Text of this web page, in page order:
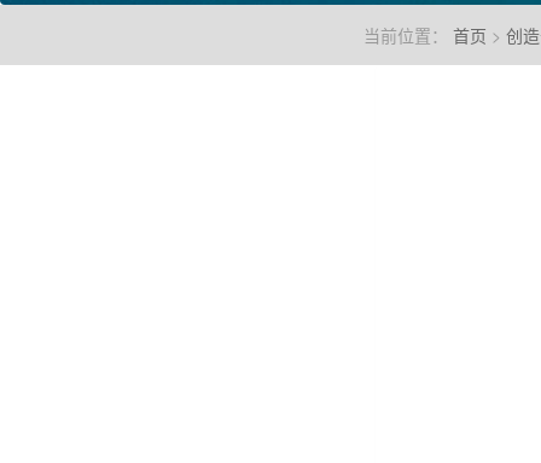
当前位置： 首页 > 创